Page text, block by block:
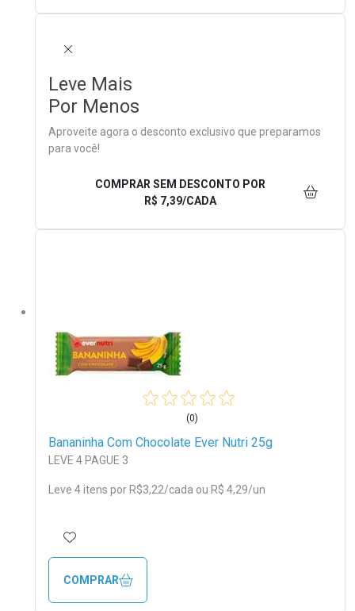
FECHAR
Leve Mais
Por Menos
Aproveite agora o desconto exclusivo que preparamos
para você!
COMPRAR SEM DESCONTO POR
R$ 7,39/CADA
(0)
Bananinha Com Chocolate Ever Nutri 25g
LEVE 4 PAGUE 3
Leve 4 itens por R$3,22/cada ou R$ 4,29/un
ADICIONAR AOS FAVORITOS
COMPRAR